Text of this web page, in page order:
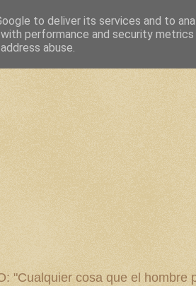
"Cualquier cosa que el
to deliver its services and to
performance and security
abuse.